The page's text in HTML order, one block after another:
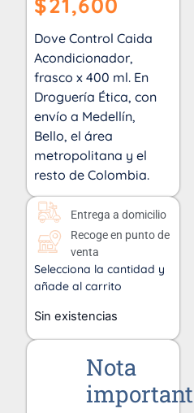
$21,600
Dove Control Caida
Acondicionador,
frasco x 400 ml. En
Droguería Ética, con
envío a Medellín,
Bello, el área
metropolitana y el
resto de Colombia.
Entrega a domicilio
Recoge en punto de
venta
Selecciona la cantidad y
añade al carrito
Sin existencias
Nota